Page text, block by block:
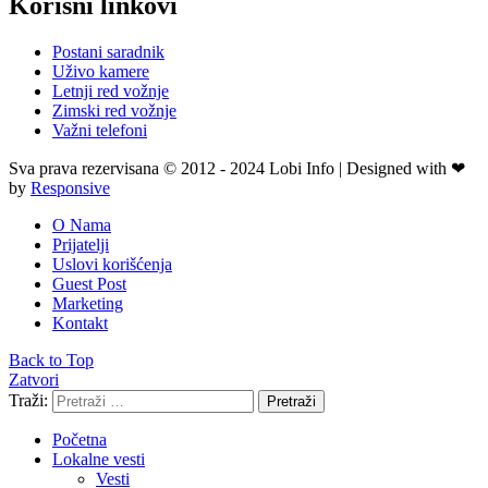
Postani saradnik
Uživo kamere
Letnji red vožnje
Zimski red vožnje
Važni telefoni
Sva prava rezervisana © 2012 - 2024 Lobi Info | Designed with ❤
by Responsive
O Nama
Prijatelji
Uslovi korišćenja
Guest Post
Marketing
Kontakt
Back to Top
Zatvori
Traži:
Pretraži
Početna
Lokalne vesti
Vesti